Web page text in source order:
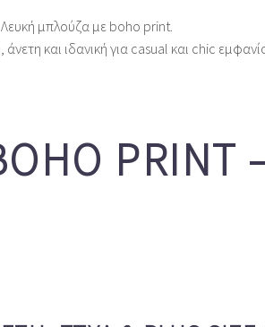
Λευκή μπλούζα με boho print.
και ιδανική για casual και chic
PRINT